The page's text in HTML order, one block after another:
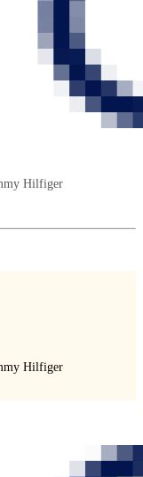
Hilfiger
Hilfiger